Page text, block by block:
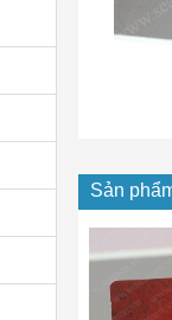
Sản